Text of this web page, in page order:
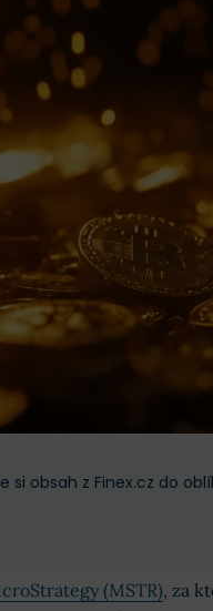
si obsah z Finex.cz do
(MSTR), za